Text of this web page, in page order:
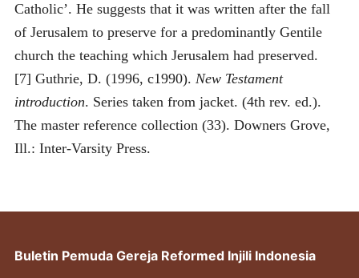
Catholic’. He suggests that it was written after the fall
of Jerusalem to preserve for a predominantly Gentile
church the teaching which Jerusalem had preserved.
[7] Guthrie, D. (1996, c1990). New Testament
introduction. Series taken from jacket. (4th rev. ed.).
The master reference collection (33). Downers Grove,
Ill.: Inter-Varsity Press.
Buletin Pemuda Gereja Reformed Injili Indonesia